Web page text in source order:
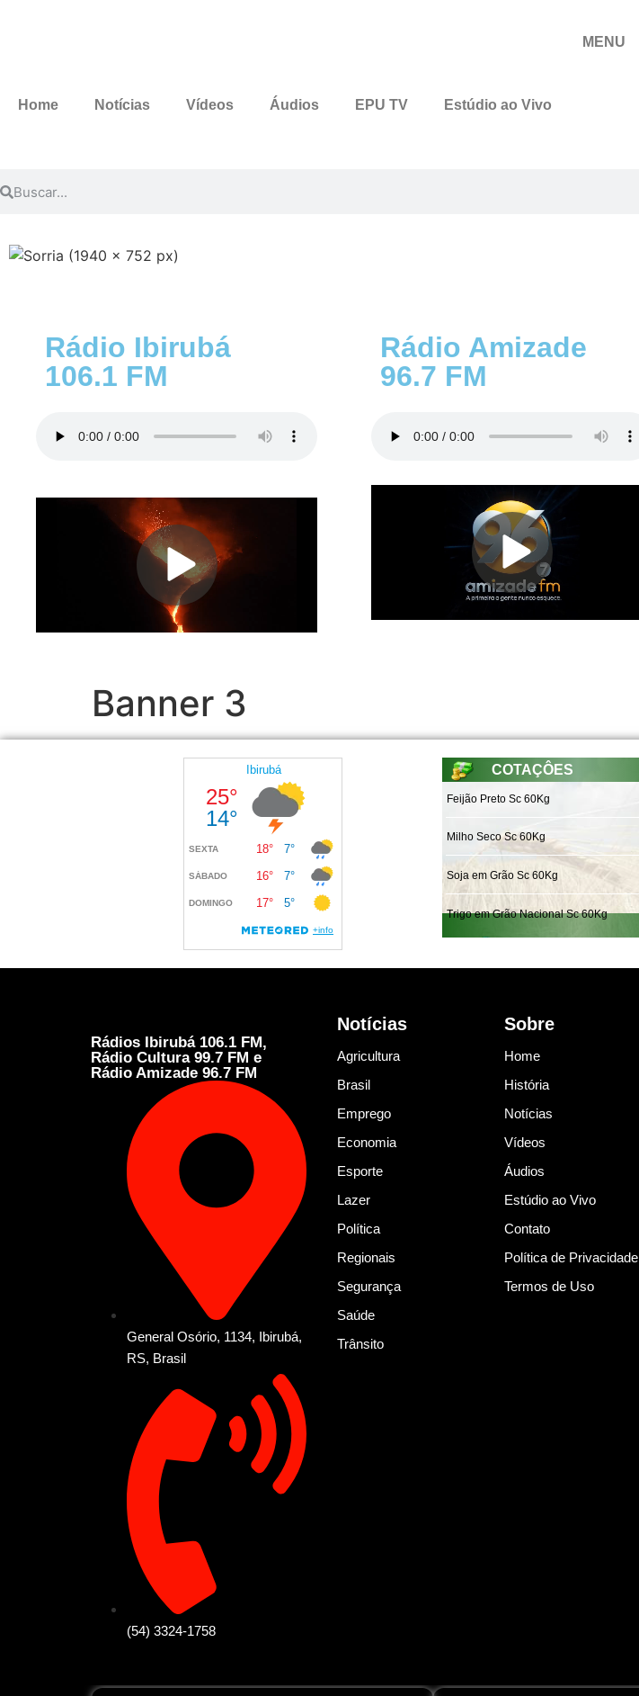
MENU
Home Notícias Vídeos Áudios EPU TV Estúdio ao Vivo
Rádio Ibirubá
106.1 FM
Rádio Amizade
96.7 FM
Banner 3
Rádios Ibirubá 106.1 FM,
Rádio Cultura 99.7 FM e
Rádio Amizade 96.7 FM
General Osório, 1134, Ibirubá,
RS, Brasil
(54) 3324-1758
Notícias
Agricultura
Brasil
Emprego
Economia
Esporte
Lazer
Política
Regionais
Segurança
Saúde
Trânsito
Sobre
Home
História
Notícias
Vídeos
Áudios
Estúdio ao Vivo
Contato
Política de Privacidade
Termos de Uso